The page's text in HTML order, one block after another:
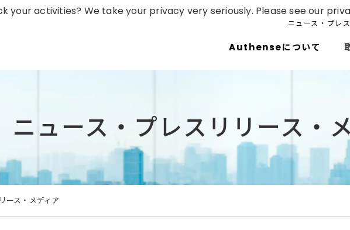
ニュース・プレ
Authenseについて
ニュース・プレスリリース・
ース・メディア
your activities? We take your privacy very seriously. Please see our